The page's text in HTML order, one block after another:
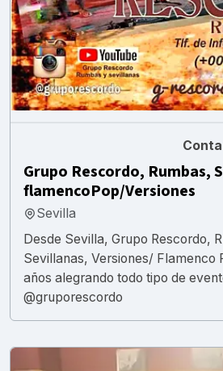
Grupo Rescordo, Rumbas,
flamencoPop/Versiones
Sevilla
Desde Sevilla, Grupo Rescordo,
Sevillanas, Versiones/ Flamenco
años alegrando todo tipo de
@gruporescordo